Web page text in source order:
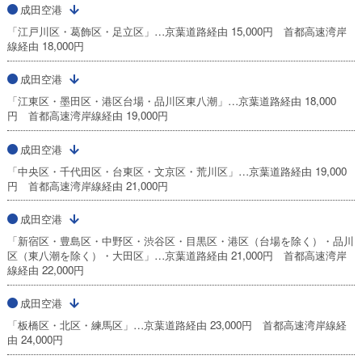
成田空港
「江戸川区・葛飾区・足立区」…京葉道路経由 15,000円 首都高速湾岸
線経由 18,000円
成田空港
「江東区・墨田区・港区台場・品川区東八潮」…京葉道路経由 18,000
円 首都高速湾岸線経由 19,000円
成田空港
「中央区・千代田区・台東区・文京区・荒川区」…京葉道路経由 19,000
円 首都高速湾岸線経由 21,000円
成田空港
「新宿区・豊島区・中野区・渋谷区・目黒区・港区（台場を除く）・品川
区（東八潮を除く）・大田区」…京葉道路経由 21,000円 首都高速湾岸
線経由 22,000円
成田空港
「板橋区・北区・練馬区」…京葉道路経由 23,000円 首都高速湾岸線経
由 24,000円